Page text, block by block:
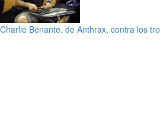
Charlie Benante, de Anthrax, contra los